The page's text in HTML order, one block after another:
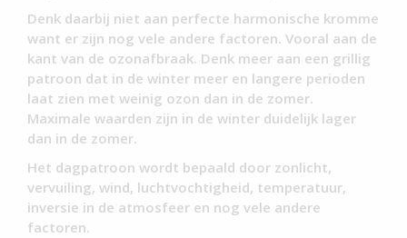
Denk daarbij niet aan perfecte harmonische kromme
want er zijn nog vele andere factoren. Vooral aan de
kant van de ozonafbraak. Denk meer aan een grillig
patroon dat in de winter meer en langere perioden
laat zien met weinig ozon dan in de zomer.
Maximale waarden zijn in de winter duidelijk lager
dan in de zomer.
Het dagpatroon wordt bepaald door zonlicht,
vervuiling, wind, luchtvochtigheid, temperatuur,
inversie in de atmosfeer en nog vele andere
factoren.